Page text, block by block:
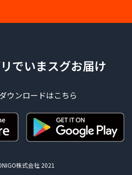
でいまスグお届け
ウンロードはこちら
株式会社 2021